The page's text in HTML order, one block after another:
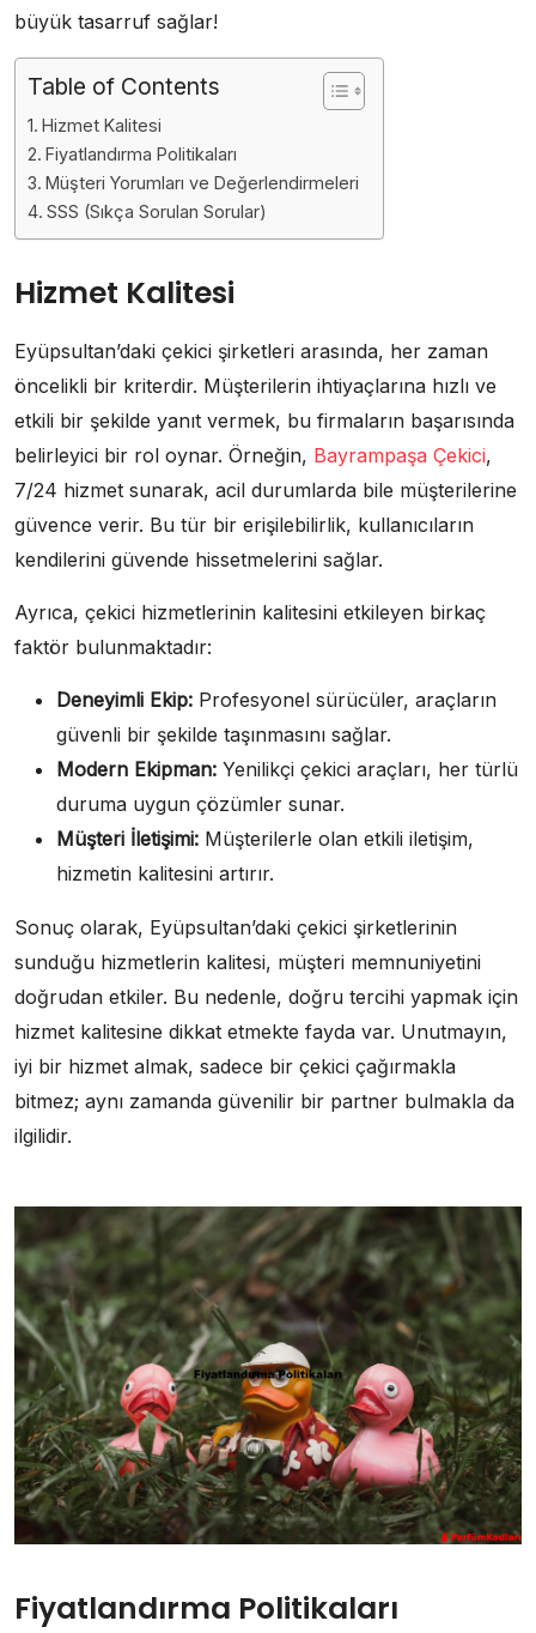
büyük tasarruf sağlar!
Table of Contents
Hizmet Kalitesi
Fiyatlandırma Politikaları
Müşteri Yorumları ve Değerlendirmeleri
SSS (Sıkça Sorulan Sorular)
Hizmet Kalitesi
Eyüpsultan’daki çekici şirketleri arasında, her zaman
öncelikli bir kriterdir. Müşterilerin ihtiyaçlarına hızlı ve
etkili bir şekilde yanıt vermek, bu firmaların başarısında
belirleyici bir rol oynar. Örneğin, Bayrampaşa Çekici,
7/24 hizmet sunarak, acil durumlarda bile müşterilerine
güvence verir. Bu tür bir erişilebilirlik, kullanıcıların
kendilerini güvende hissetmelerini sağlar.
Ayrıca, çekici hizmetlerinin kalitesini etkileyen birkaç
faktör bulunmaktadır:
Deneyimli Ekip: Profesyonel sürücüler, araçların
güvenli bir şekilde taşınmasını sağlar.
Modern Ekipman: Yenilikçi çekici araçları, her türlü
duruma uygun çözümler sunar.
Müşteri İletişimi: Müşterilerle olan etkili iletişim,
hizmetin kalitesini artırır.
Sonuç olarak, Eyüpsultan’daki çekici şirketlerinin
sunduğu hizmetlerin kalitesi, müşteri memnuniyetini
doğrudan etkiler. Bu nedenle, doğru tercihi yapmak için
hizmet kalitesine dikkat etmekte fayda var. Unutmayın,
iyi bir hizmet almak, sadece bir çekici çağırmakla
bitmez; aynı zamanda güvenilir bir partner bulmakla da
ilgilidir.
Fiyatlandırma Politikaları